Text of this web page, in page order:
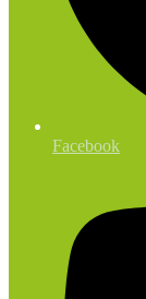
Facebook